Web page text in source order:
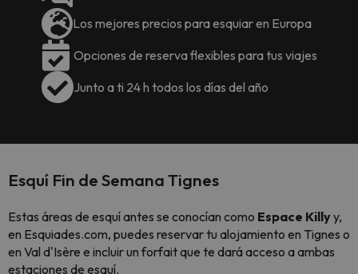
Los mejores precios para esquiar en Europa
Opciones de reserva flexibles para tus viajes
Junto a ti 24 h todos los días del año
Esquí Fin de Semana Tignes
Estas áreas de esquí antes se conocían como Espace Killyy,
en Esquiades.com, puedes reservar tu alojamiento en Tignes o
en Val d'Isère e incluir un forfait que te dará acceso a ambas
estaciones de esquí.